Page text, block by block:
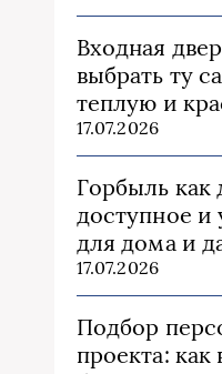
Входная
выбрать ту
теплую и
17.07.2026
Горбыль как
доступное и
для дома и
17.07.2026
Подбор
проекта: